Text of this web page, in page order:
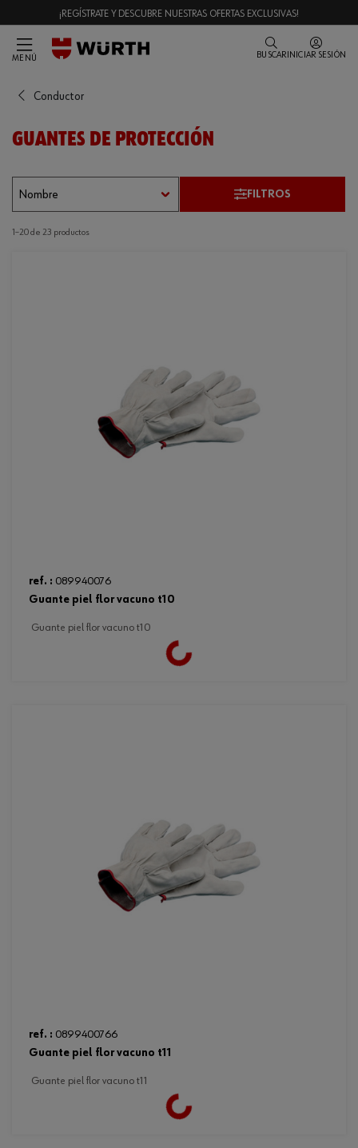
¡REGÍSTRATE Y DESCUBRE NUESTRAS OFERTAS EXCLUSIVAS!
MENÚ BUSCAR INICIAR SESIÓN
Conductor
GUANTES DE PROTECCIÓN
FILTROS
1–20 de 23 productos
ref. : 089940076
guante piel flor vacuno t10
guante piel flor vacuno t10
Loading...
ref. : 0899400766
guante piel flor vacuno t11
guante piel flor vacuno t11